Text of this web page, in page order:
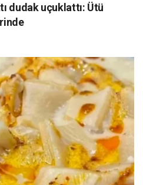
dudak uçuklattı: Ütü